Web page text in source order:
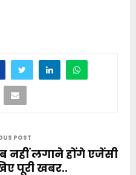
POST
लगाने होंगे एजेंसी
पूरी खबर..